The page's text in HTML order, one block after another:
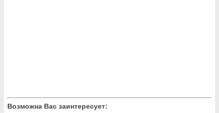
Возможна Вас заинтересует: